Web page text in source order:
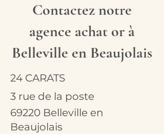
Contactez notre
agence achat or à
Belleville en Beaujolais
24 CARATS
3 rue de la poste
69220 Belleville en
Beaujolais